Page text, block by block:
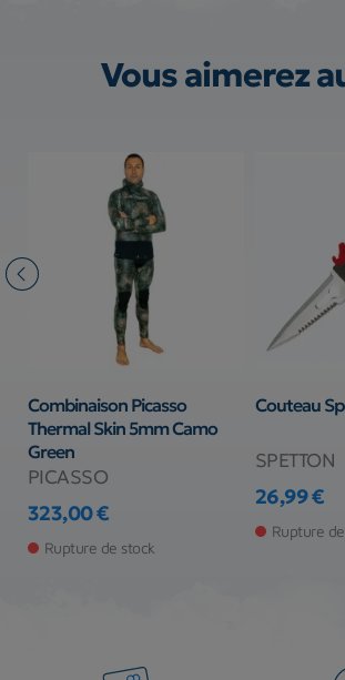
Vous aimerez
Combinaison Picasso
Thermal Skin 5mm Camo
Green
PICASSO
Prix
323,00 €
Rupture de stock
Couteau
SPETTON
Prix
26,99 €
Rupture